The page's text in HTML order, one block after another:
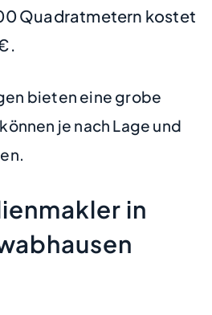
Quadratmetern kostet
bieten eine grobe
je nach Lage und
in